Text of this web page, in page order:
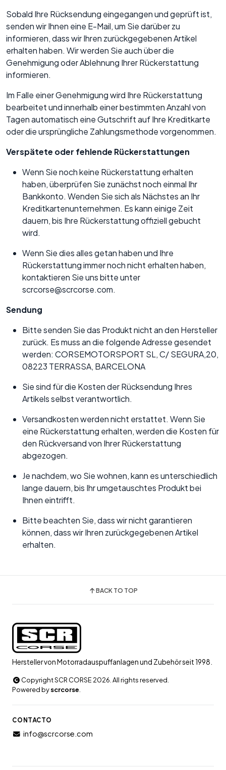
Sobald Ihre Rücksendung eingegangen und geprüft ist,
senden wir Ihnen eine E-Mail, um Sie darüber zu
informieren, dass wir Ihren zurückgegebenen Artikel
erhalten haben. Wir werden Sie auch über die
Genehmigung oder Ablehnung Ihrer Rückerstattung
informieren.
Im Falle einer Genehmigung wird Ihre Rückerstattung
bearbeitet und innerhalb einer bestimmten Anzahl von
Tagen automatisch eine Gutschrift auf Ihre Kreditkarte
oder die ursprüngliche Zahlungsmethode vorgenommen.
Verspätete oder fehlende Rückerstattungen
Wenn Sie noch keine Rückerstattung erhalten
haben, überprüfen Sie zunächst noch einmal Ihr
Bankkonto. Wenden Sie sich als Nächstes an Ihr
Kreditkartenunternehmen. Es kann einige Zeit
dauern, bis Ihre Rückerstattung offiziell gebucht
wird.
Wenn Sie dies alles getan haben und Ihre
Rückerstattung immer noch nicht erhalten haben,
kontaktieren Sie uns bitte unter
scrcorse@scrcorse.com.
Sendung
Bitte senden Sie das Produkt nicht an den Hersteller
zurück. Es muss an die folgende Adresse gesendet
werden: CORSEMOTORSPORT SL, C/ SEGURA,20,
08223 TERRASSA, BARCELONA
Sie sind für die Kosten der Rücksendung Ihres
Artikels selbst verantwortlich.
Versandkosten werden nicht erstattet. Wenn Sie
eine Rückerstattung erhalten, werden die Kosten für
den Rückversand von Ihrer Rückerstattung
abgezogen.
Je nachdem, wo Sie wohnen, kann es unterschiedlich
lange dauern, bis Ihr umgetauschtes Produkt bei
Ihnen eintrifft.
Bitte beachten Sie, dass wir nicht garantieren
können, dass wir Ihren zurückgegebenen Artikel
erhalten.
BACK TO TOP
Hersteller von Motorradauspuffanlagen und Zubehör seit 1998.
Copyright SCR CORSE 2026. All rights reserved.
Powered byscrcorse
CONTACTO
info@scrcorse.com